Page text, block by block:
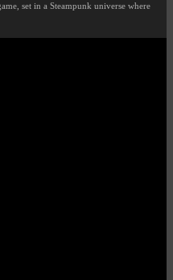
set in a Steampunk universe where